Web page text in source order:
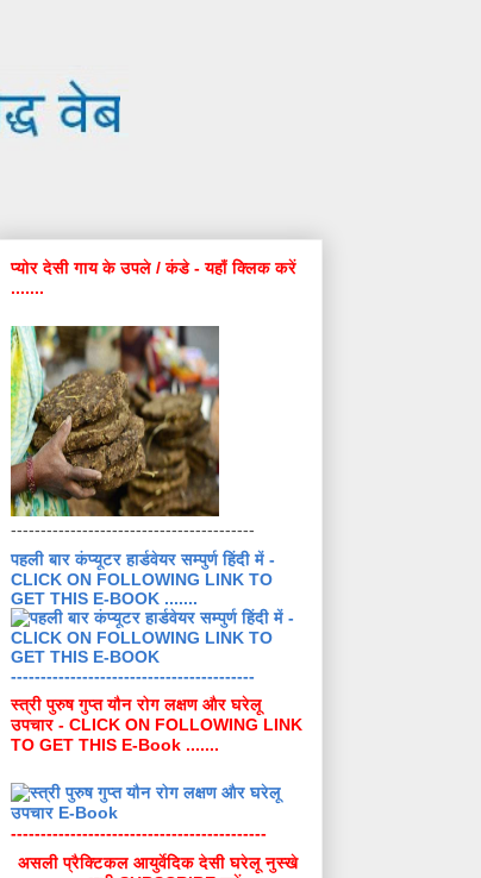
प्योर देसी गाय के उपले / कंडे - यहाँ क्लिक करें
.......
-----------------------------------------
पहली बार कंप्यूटर हार्डवेयर सम्पुर्ण हिंदी में -
CLICK ON FOLLOWING LINK TO
GET THIS E-BOOK .......
-----------------------------------------
स्त्री पुरुष गुप्त यौन रोग लक्षण और घरेलू
उपचार - CLICK ON FOLLOWING LINK
TO GET THIS E-Book .......
-------------------------------------------
असली प्रैक्टिकल आयुर्वेदिक देसी घरेलू नुस्खे